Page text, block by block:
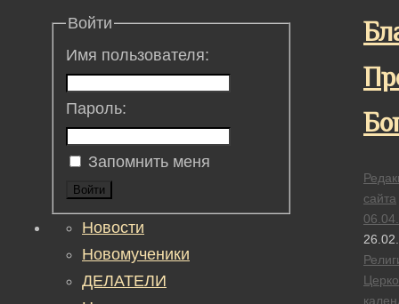
сайта
Войти
Имя пользователя:
Пароль:
Запомнить меня
Войти
Новости
Новомученики
ДЕЛАТЕЛИ